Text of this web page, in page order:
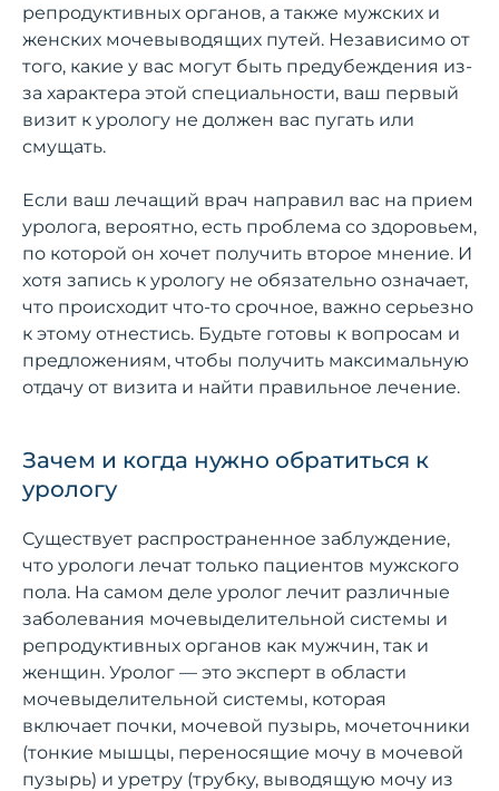
репродуктивных органов, а также мужских и
женских мочевыводящих путей. Независимо от
того, какие у вас могут быть предубеждения из-
за характера этой специальности, ваш первый
визит к урологу не должен вас пугать или
смущать.
Если ваш лечащий врач направил вас на прием
уролога, вероятно, есть проблема со здоровьем,
по которой он хочет получить второе мнение. И
хотя запись к урологу не обязательно означает,
что происходит что-то срочное, важно серьезно
к этому отнестись. Будьте готовы к вопросам и
предложениям, чтобы получить максимальную
отдачу от визита и найти правильное лечение.
Зачем и когда нужно обратиться к
урологу
Существует распространенное заблуждение,
что урологи лечат только пациентов мужского
пола. На самом деле уролог лечит различные
заболевания мочевыделительной системы и
репродуктивных органов как мужчин, так и
женщин. Уролог — это эксперт в области
мочевыделительной системы, которая
включает почки, мочевой пузырь, мочеточники
(тонкие мышцы, переносящие мочу в мочевой
пузырь) и уретру (трубку, выводящую мочу из